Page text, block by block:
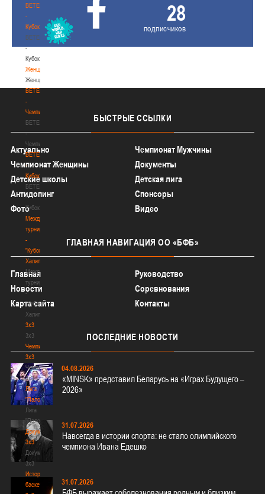
BETERA
-
Кубок
BETERA
-
Кубок
Женщины
Женщины
BETERA
-
Чемпионат
BETERA
-
Чемпионат
BETERA
-
Кубок
BETERA
-
Кубок
Международный
турнир
-
"Кубок
Халипского"
Международный
турнир
-
"Кубок
Халипского"
3x3
3x3
Чемпионат
3х3
Чемпионат
3х3
Лига
"Палова"
Лига
"Палова"
Документы
3х3
Документы
3х3
История
баскетбола
28
подписчиков
БЫСТРЫЕ ССЫЛКИ
Актуально
Чемпионат Мужчины
Чемпионат Женщины
Документы
Детские школы
Детская лига
Антидопинг
Спонсоры
Фото
Видео
ГЛАВНАЯ НАВИГАЦИЯ ОО «БФБ»
Главная
Руководство
Новости
Соревнования
Карта сайта
Контакты
ПОСЛЕДНИЕ НОВОСТИ
04.08.2026
«MINSK» представил Беларусь на «Играх Будущего –
2026»
31.07.2026
Навсегда в истории спорта: не стало олимпийского
чемпиона Ивана Едешко
31.07.2026